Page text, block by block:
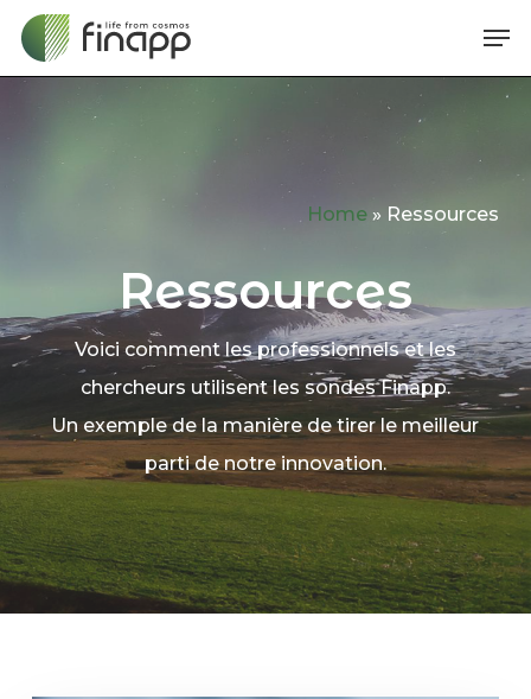
Skip
Home » Ressources
Ressources
Voici comment les professionnels et les
chercheurs utilisent les sondes Finapp.
Un exemple de la manière de tirer le meilleur
parti de notre innovation.